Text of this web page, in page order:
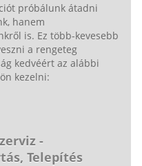
próbálunk átadni
hanem
is. Ez több-kevesebb
a rengeteg
kedvéért az alábbi
kezelni:
-
Telepítés